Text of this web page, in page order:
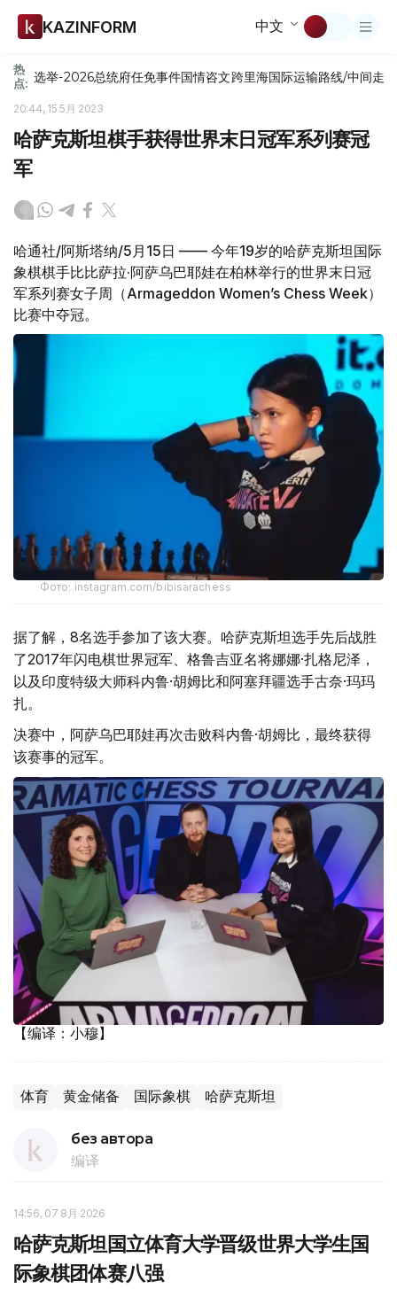
KAZINFORM 中文
热
点: 选举-2026总统府任免事件国情咨文跨里海国际运输路线/中间走廊
20:44, 15 5月 2023
哈萨克斯坦棋手获得世界末日冠军系列赛冠
军
哈通社/阿斯塔纳/5月15日 —— 今年19岁的哈萨克斯坦国际
象棋棋手比比萨拉·阿萨乌巴耶娃在柏林举行的世界末日冠
军系列赛女子周（Armageddon Women’s Chess Week）
比赛中夺冠。
Фото: instagram.com/bibisarachess
据了解，8名选手参加了该大赛。哈萨克斯坦选手先后战胜
了2017年闪电棋世界冠军、格鲁吉亚名将娜娜·扎格尼泽，
以及印度特级大师科内鲁·胡姆比和阿塞拜疆选手古奈·玛玛
扎。
决赛中，阿萨乌巴耶娃再次击败科内鲁·胡姆比，最终获得
该赛事的冠军。
【编译：小穆】
体育 黄金储备 国际象棋 哈萨克斯坦
без автора
编译
14:56, 07 8月 2026
哈萨克斯坦国立体育大学晋级世界大学生国
际象棋团体赛八强